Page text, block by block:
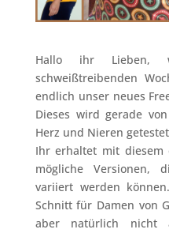
Hallo ihr Lieben,
schweißtreibenden
endlich unser neues
Dieses wird gerade
Herz und Nieren
Ihr erhaltet mit diesem
mögliche Versionen,
variiert werden
Schnitt für Damen von
aber natürlich nicht